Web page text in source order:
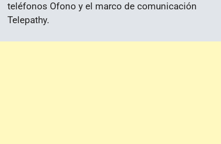
teléfonos Ofono y el marco de comunicación
Telepathy.